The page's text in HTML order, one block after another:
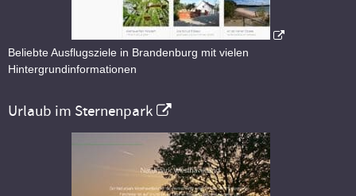
Beliebte Ausflugsziele in Brandenburg mit vielen
Hintergrundinformationen
Urlaub im Sternenpark